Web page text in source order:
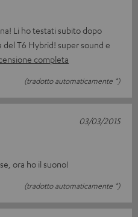
Li ho testati subito dopo
T6 Hybrid! super sound e
completa
(tradotto automaticamente *)
ora ho il suono!
(tradotto automaticamente *)
03/03/2015